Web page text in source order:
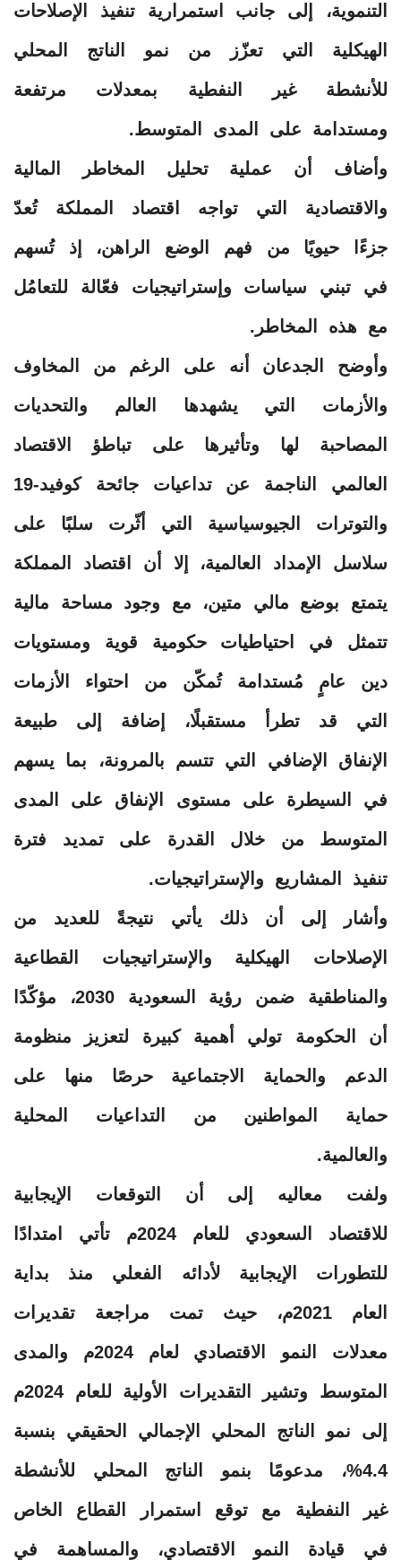
التنموية، إلى جانب استمرارية تنفيذ الإصلاحات
الهيكلية التي تعزّز من نمو الناتج المحلي
للأنشطة غير النفطية بمعدلات مرتفعة
ومستدامة على المدى المتوسط.
وأضاف أن عملية تحليل المخاطر المالية
والاقتصادية التي تواجه اقتصاد المملكة تُعدّ
جزءًا حيويًا من فهم الوضع الراهن، إذ تُسهم
في تبني سياسات وإستراتيجيات فعّالة للتعامُل
مع هذه المخاطر.
وأوضح الجدعان أنه على الرغم من المخاوف
والأزمات التي يشهدها العالم والتحديات
المصاحبة لها وتأثيرها على تباطؤ الاقتصاد
العالمي الناجمة عن تداعيات جائحة كوفيد-19
والتوترات الجيوسياسية التي أثّرت سلبًا على
سلاسل الإمداد العالمية، إلا أن اقتصاد المملكة
يتمتع بوضع مالي متين، مع وجود مساحة مالية
تتمثل في احتياطيات حكومية قوية ومستويات
دين عامٍ مُستدامة تُمكّن من احتواء الأزمات
التي قد تطرأ مستقبلًا، إضافة إلى طبيعة
الإنفاق الإضافي التي تتسم بالمرونة، بما يسهم
في السيطرة على مستوى الإنفاق على المدى
المتوسط من خلال القدرة على تمديد فترة
تنفيذ المشاريع والإستراتيجيات.
وأشار إلى أن ذلك يأتي نتيجةً للعديد من
الإصلاحات الهيكلية والإستراتيجيات القطاعية
والمناطقية ضمن رؤية السعودية 2030، مؤكّدًا
أن الحكومة تولي أهمية كبيرة لتعزيز منظومة
الدعم والحماية الاجتماعية حرصًا منها على
حماية المواطنين من التداعيات المحلية
والعالمية.
ولفت معاليه إلى أن التوقعات الإيجابية
للاقتصاد السعودي للعام 2024م تأتي امتدادًا
للتطورات الإيجابية لأدائه الفعلي منذ بداية
العام 2021م، حيث تمت مراجعة تقديرات
معدلات النمو الاقتصادي لعام 2024م والمدى
المتوسط وتشير التقديرات الأولية للعام 2024م
إلى نمو الناتج المحلي الإجمالي الحقيقي بنسبة
4.4%، مدعومًا بنمو الناتج المحلي للأنشطة
غير النفطية مع توقع استمرار القطاع الخاص
في قيادة النمو الاقتصادي، والمساهمة في